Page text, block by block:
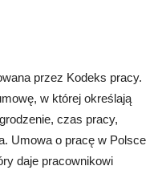
przez Kodeks pracy.
w której określają
czas pracy,
Umowa o pracę w Polsce
daje pracownikowi